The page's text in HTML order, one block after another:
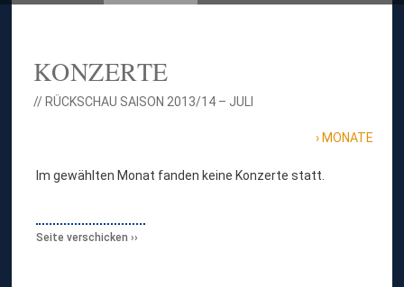
KONZERTE
// RÜCKSCHAU SAISON 2013/14 – JULI
MONATE
Im gewählten Monat fanden keine Konzerte statt.
Seite verschicken